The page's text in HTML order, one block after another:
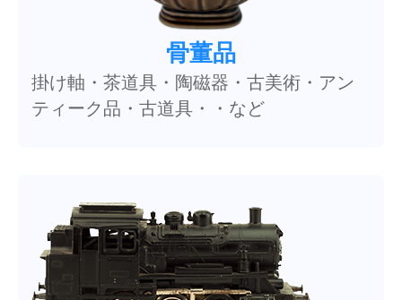
骨董品
掛け軸・茶道具・陶磁器・古美術・アン
ティーク品・古道具・・など